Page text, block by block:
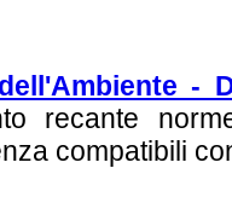
-
recante
compatibili